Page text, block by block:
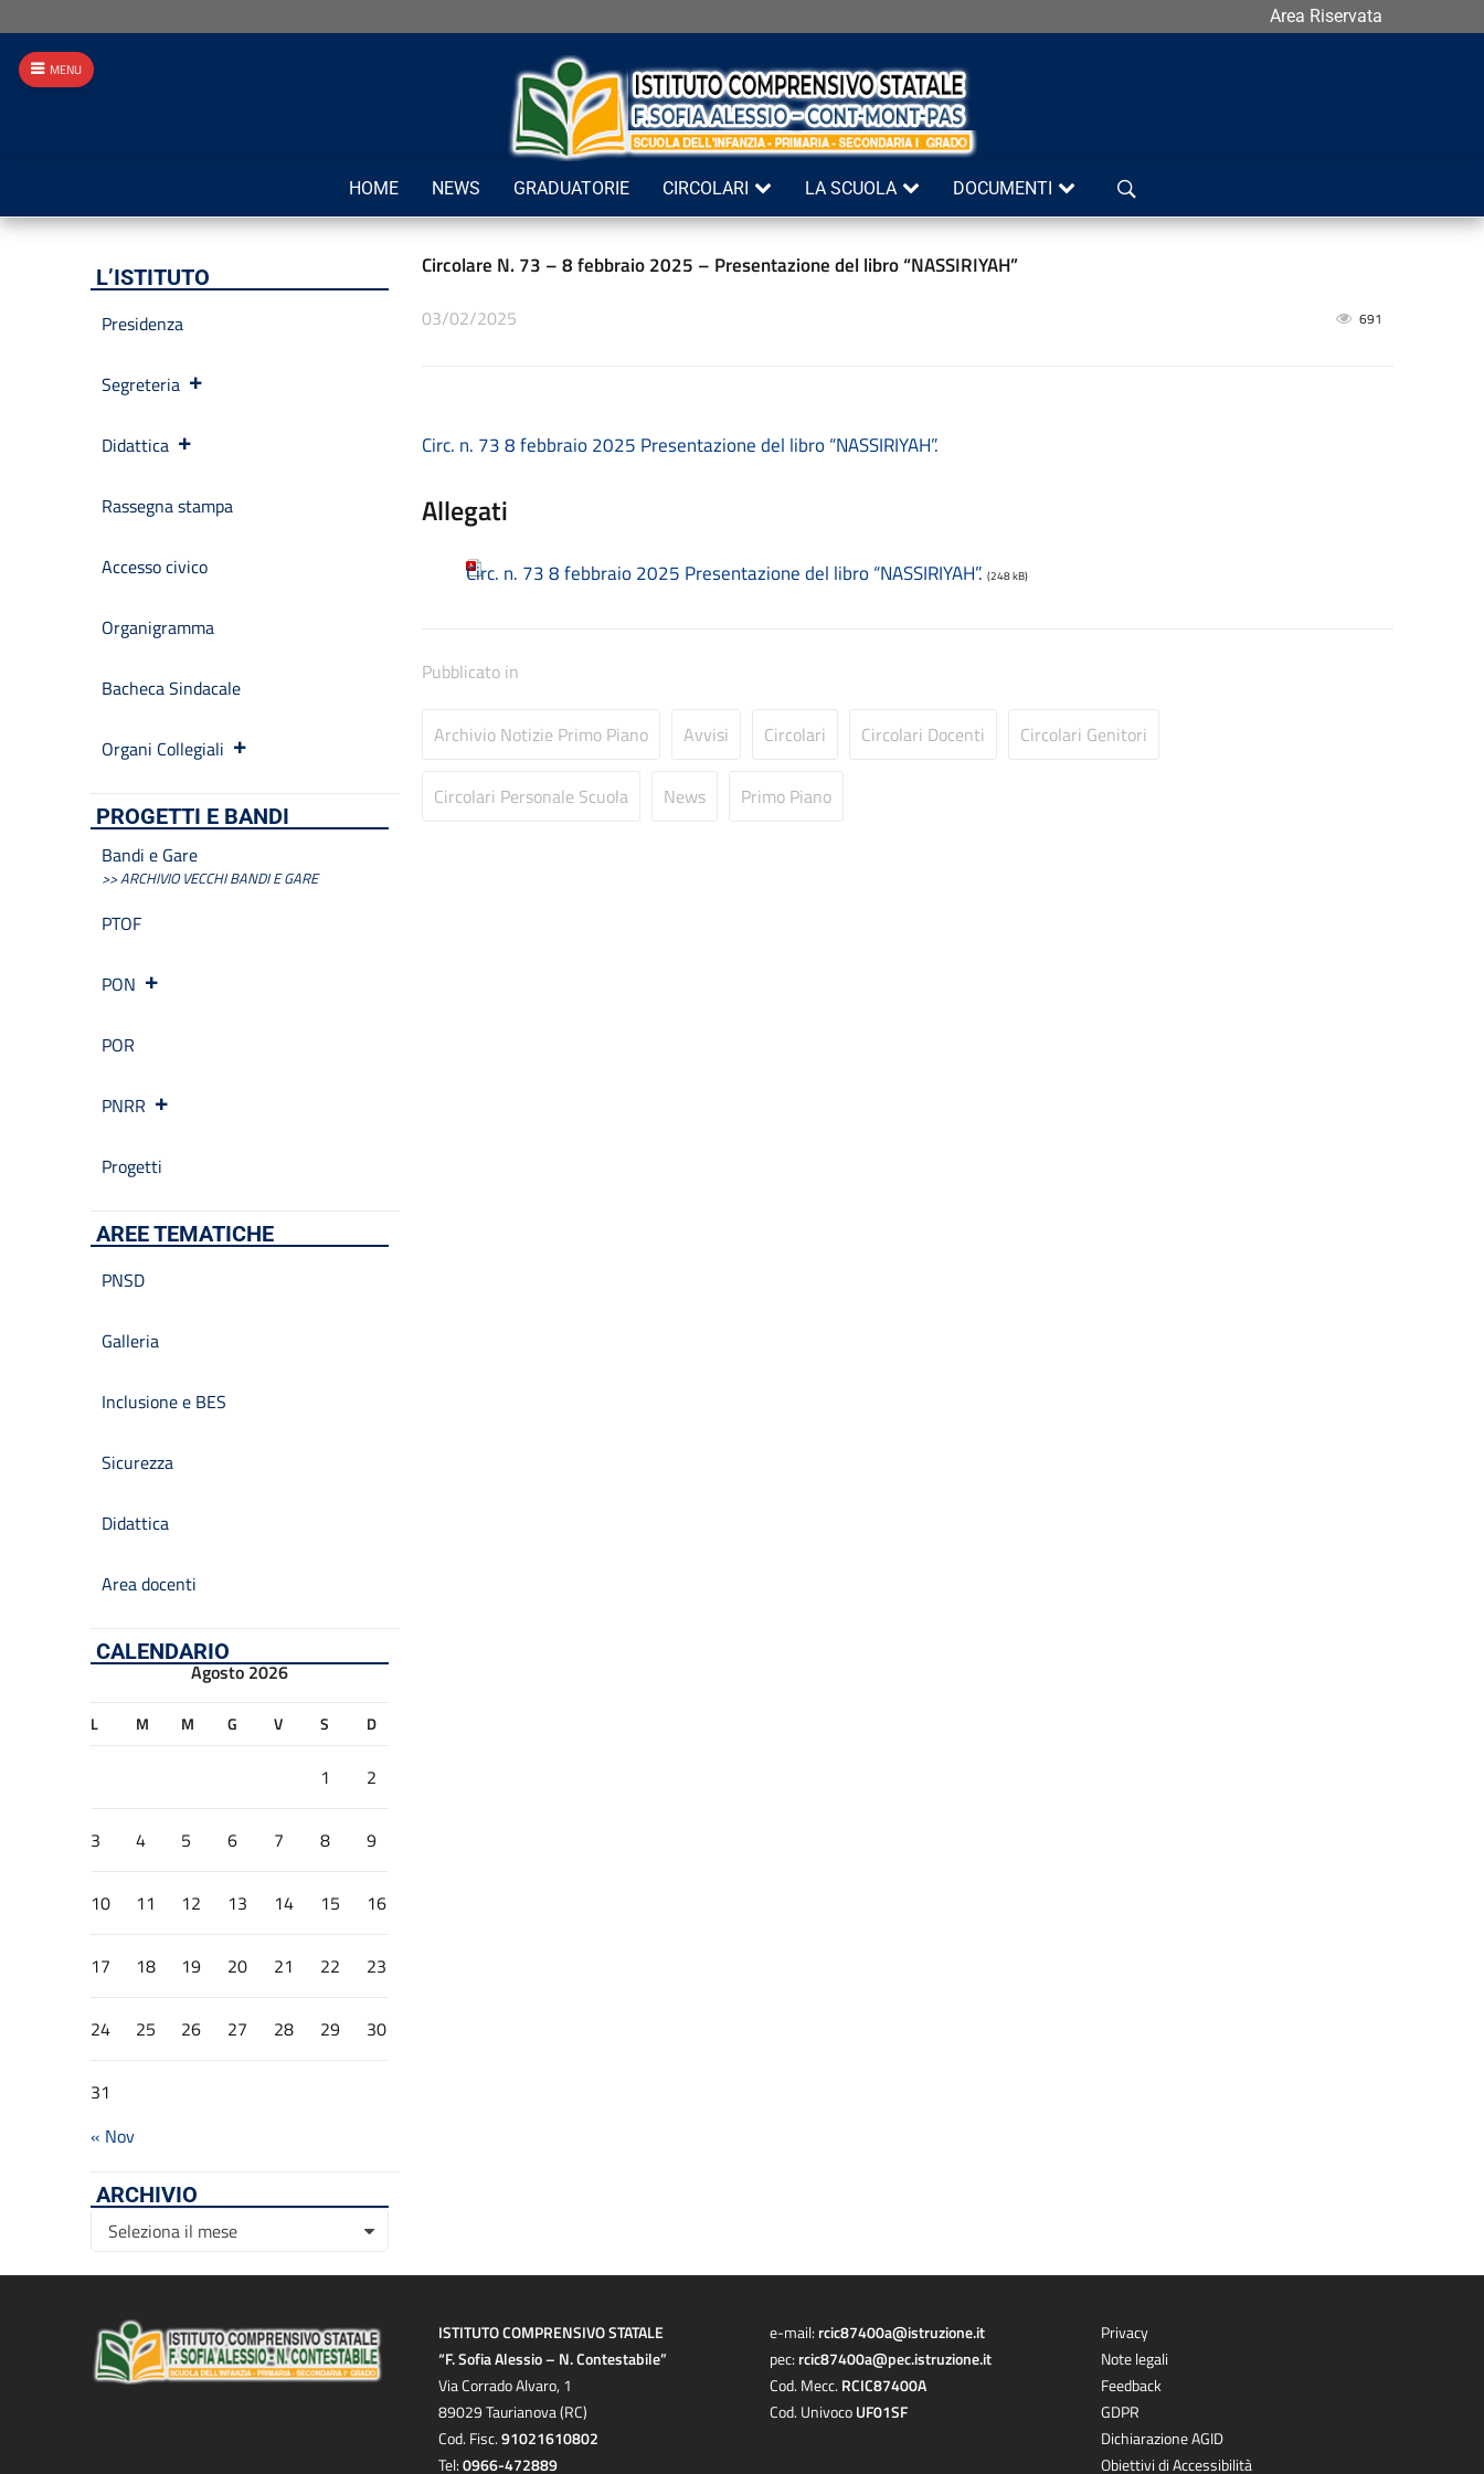
Area Riservata
Cerca
HOME NEWS GRADUATORIE CIRCOLARI LA SCUOLA DOCUMENTI
Circolare N. 73 – 8 febbraio 2025 – Presentazione del libro “NASSIRIYAH”
03/02/2025 691
Circ. n. 73 8 febbraio 2025 Presentazione del libro “NASSIRIYAH”.
Allegati
Circ. n. 73 8 febbraio 2025 Presentazione del libro “NASSIRIYAH”. (248 kB)
Pubblicato in
Archivio Notizie Primo Piano Avvisi Circolari Circolari Docenti Circolari Genitori
Circolari Personale Scuola News Primo Piano
L’ISTITUTO
Presidenza
Segreteria
Didattica
Rassegna stampa
Accesso civico
Organigramma
Bacheca Sindacale
Organi Collegiali
PROGETTI E BANDI
Bandi e Gare
>> ARCHIVIO VECCHI BANDI E GARE
PTOF
PON
POR
PNRR
Progetti
AREE TEMATICHE
PNSD
Galleria
Inclusione e BES
Sicurezza
Didattica
Area docenti
CALENDARIO
Agosto 2026
L M M G V S D
1 2
3 4 5 6 7 8 9
10 11 12 13 14 15 16
17 18 19 20 21 22 23
24 25 26 27 28 29 30
31
« Nov
ARCHIVIO
Archivio
Seleziona il mese
ISTITUTO COMPRENSIVO STATALE
“F. Sofia Alessio – N. Contestabile”
Via Corrado Alvaro, 1
89029 Taurianova (RC)
Cod. Fisc.91021610802
Tel:0966-472889
e-mail: rcic87400a@istruzione.it
pec: rcic87400a@pec.istruzione.it
Cod. Mecc. RCIC87400A
Cod. UnivocoUF01SF
Privacy
Note legali
Feedback
GDPR
Dichiarazione AGID
Obiettivi di Accessibilità
MENU